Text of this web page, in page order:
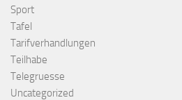
Sport
Tafel
Tarifverhandlungen
Teilhabe
Telegruesse
Uncategorized